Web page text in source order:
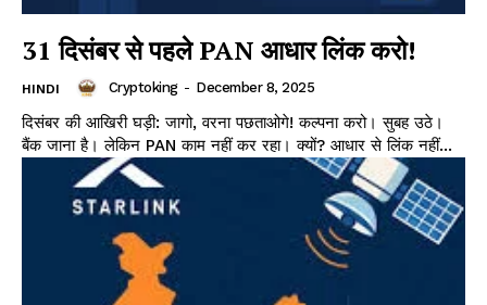
31 दिसंबर से पहले PAN आधार लिंक करो!
HINDI Cryptoking - December 8, 2025
दिसंबर की आखिरी घड़ी: जागो, वरना पछताओगे! कल्पना करो। सुबह उठे।
बैंक जाना है। लेकिन PAN काम नहीं कर रहा। क्यों? आधार से लिंक नहीं...